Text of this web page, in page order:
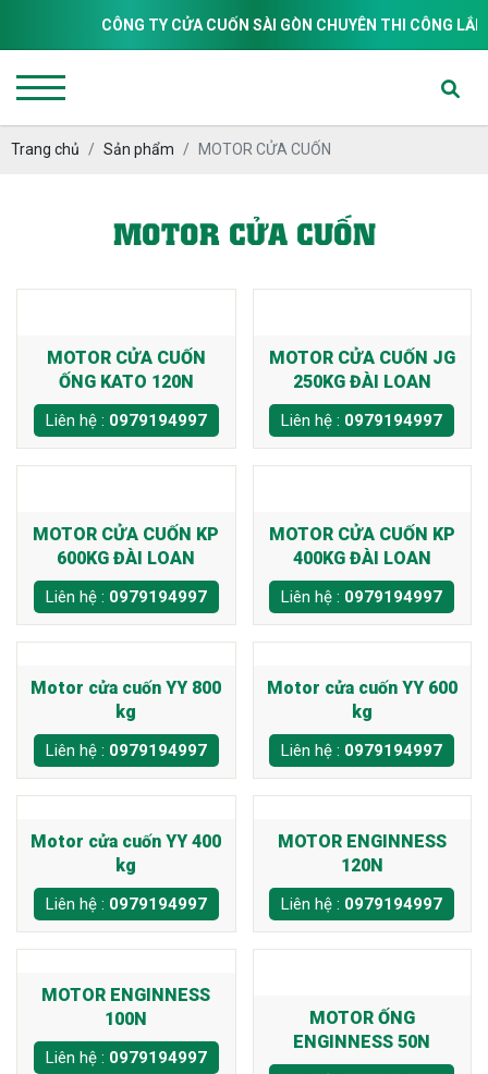
CÔNG TY CỬA CUỐN SÀI GÒN CHUYÊN THI CÔNG LẮP
Trang chủ Sản phẩm MOTOR CỬA CUỐN
MOTOR CỬA CUỐN
MOTOR CỬA CUỐN
ỐNG KATO 120N
Liên hệ : 0979194997
MOTOR CỬA CUỐN JG
250KG ĐÀI LOAN
Liên hệ : 0979194997
MOTOR CỬA CUỐN KP
600KG ĐÀI LOAN
Liên hệ : 0979194997
MOTOR CỬA CUỐN KP
400KG ĐÀI LOAN
Liên hệ : 0979194997
Motor cửa cuốn YY 800
kg
Liên hệ : 0979194997
Motor cửa cuốn YY 600
kg
Liên hệ : 0979194997
Motor cửa cuốn YY 400
kg
Liên hệ : 0979194997
MOTOR ENGINNESS
120N
Liên hệ : 0979194997
MOTOR ENGINNESS
100N
Liên hệ : 0979194997
MOTOR ỐNG
ENGINNESS 50N